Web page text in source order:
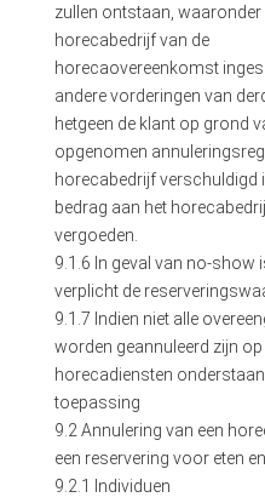
zullen ontstaan,
horecabedrijf van de
horecaovereenkomst
andere vorderingen van
hetgeen de klant op grond
opgenomen
horecabedrijf verschuldigd
bedrag aan het
vergoeden.
9.1.6 In geval van no-show
verplicht de
9.1.7 Indien niet alle
worden geannuleerd zijn
horecadiensten
toepassing
9.2 Annulering van een
een reservering voor eten
9.2.1 Individuen